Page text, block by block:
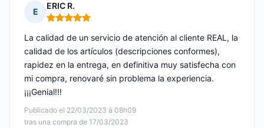
E
ERIC R.
Nota: 5 de 5
Publicado el 22/03/2023 à 08h09
tras una compra de 17/03/2023
La calidad de un servicio de atención al cliente REAL, la
calidad de los artículos (descripciones conformes),
rapidez en la entrega, en definitiva muy satisfecha con
mi compra, renovaré sin problema la experiencia.
¡¡¡Genial!!!